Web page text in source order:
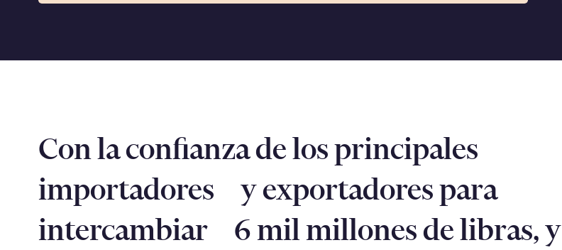
Con la confianza de los principales
importadores y exportadores para
intercambiar 6 mil millones de libras, y